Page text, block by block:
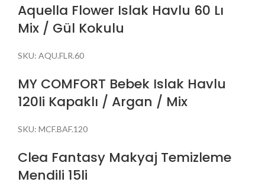
Aquella Flower Islak Havlu 60 Lı
Mix / Gül Kokulu
SKU: AQU.FLR.60
MY COMFORT Bebek Islak Havlu
120li Kapaklı / Argan / Mix
SKU: MCF.BAF.120
Clea Fantasy Makyaj Temizleme
Mendili 15li